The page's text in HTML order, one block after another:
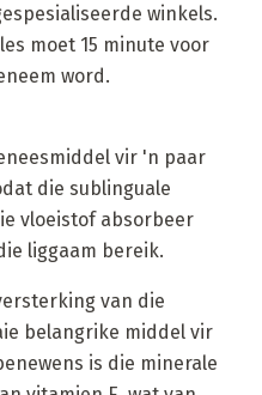
winkels.
moet 15 minute voor
word.
vir 'n paar
die sublinguale
vloeistof absorbeer
liggaam bereik.
van die
belangrike middel vir
is die minerale